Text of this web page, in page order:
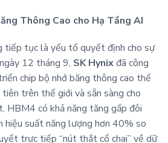
Thông Cao cho Hạ Tầng AI
tiếp tục là yếu tố quyết định cho sự
12 tháng 9, SK Hynixđã công
chip bộ nhớ băng thông cao thế
trên thế giới và sẵn sàng cho
HBM4 có khả năng tăng gấp đôi
hiệu suất năng lượng hơn 40% so
trực tiếp “nút thắt cổ chai” về dữ